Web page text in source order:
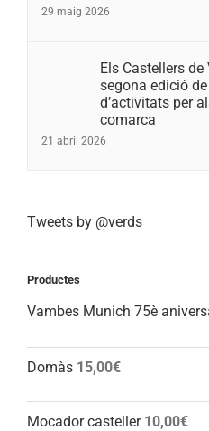
29 maig 2026
Els Castellers
segona edició
d’activitats per
comarca
21 abril 2026
Tweets by @verds
Productes
Vambes Munich 75è
Domàs 15,00€
Mocador casteller 10,00€